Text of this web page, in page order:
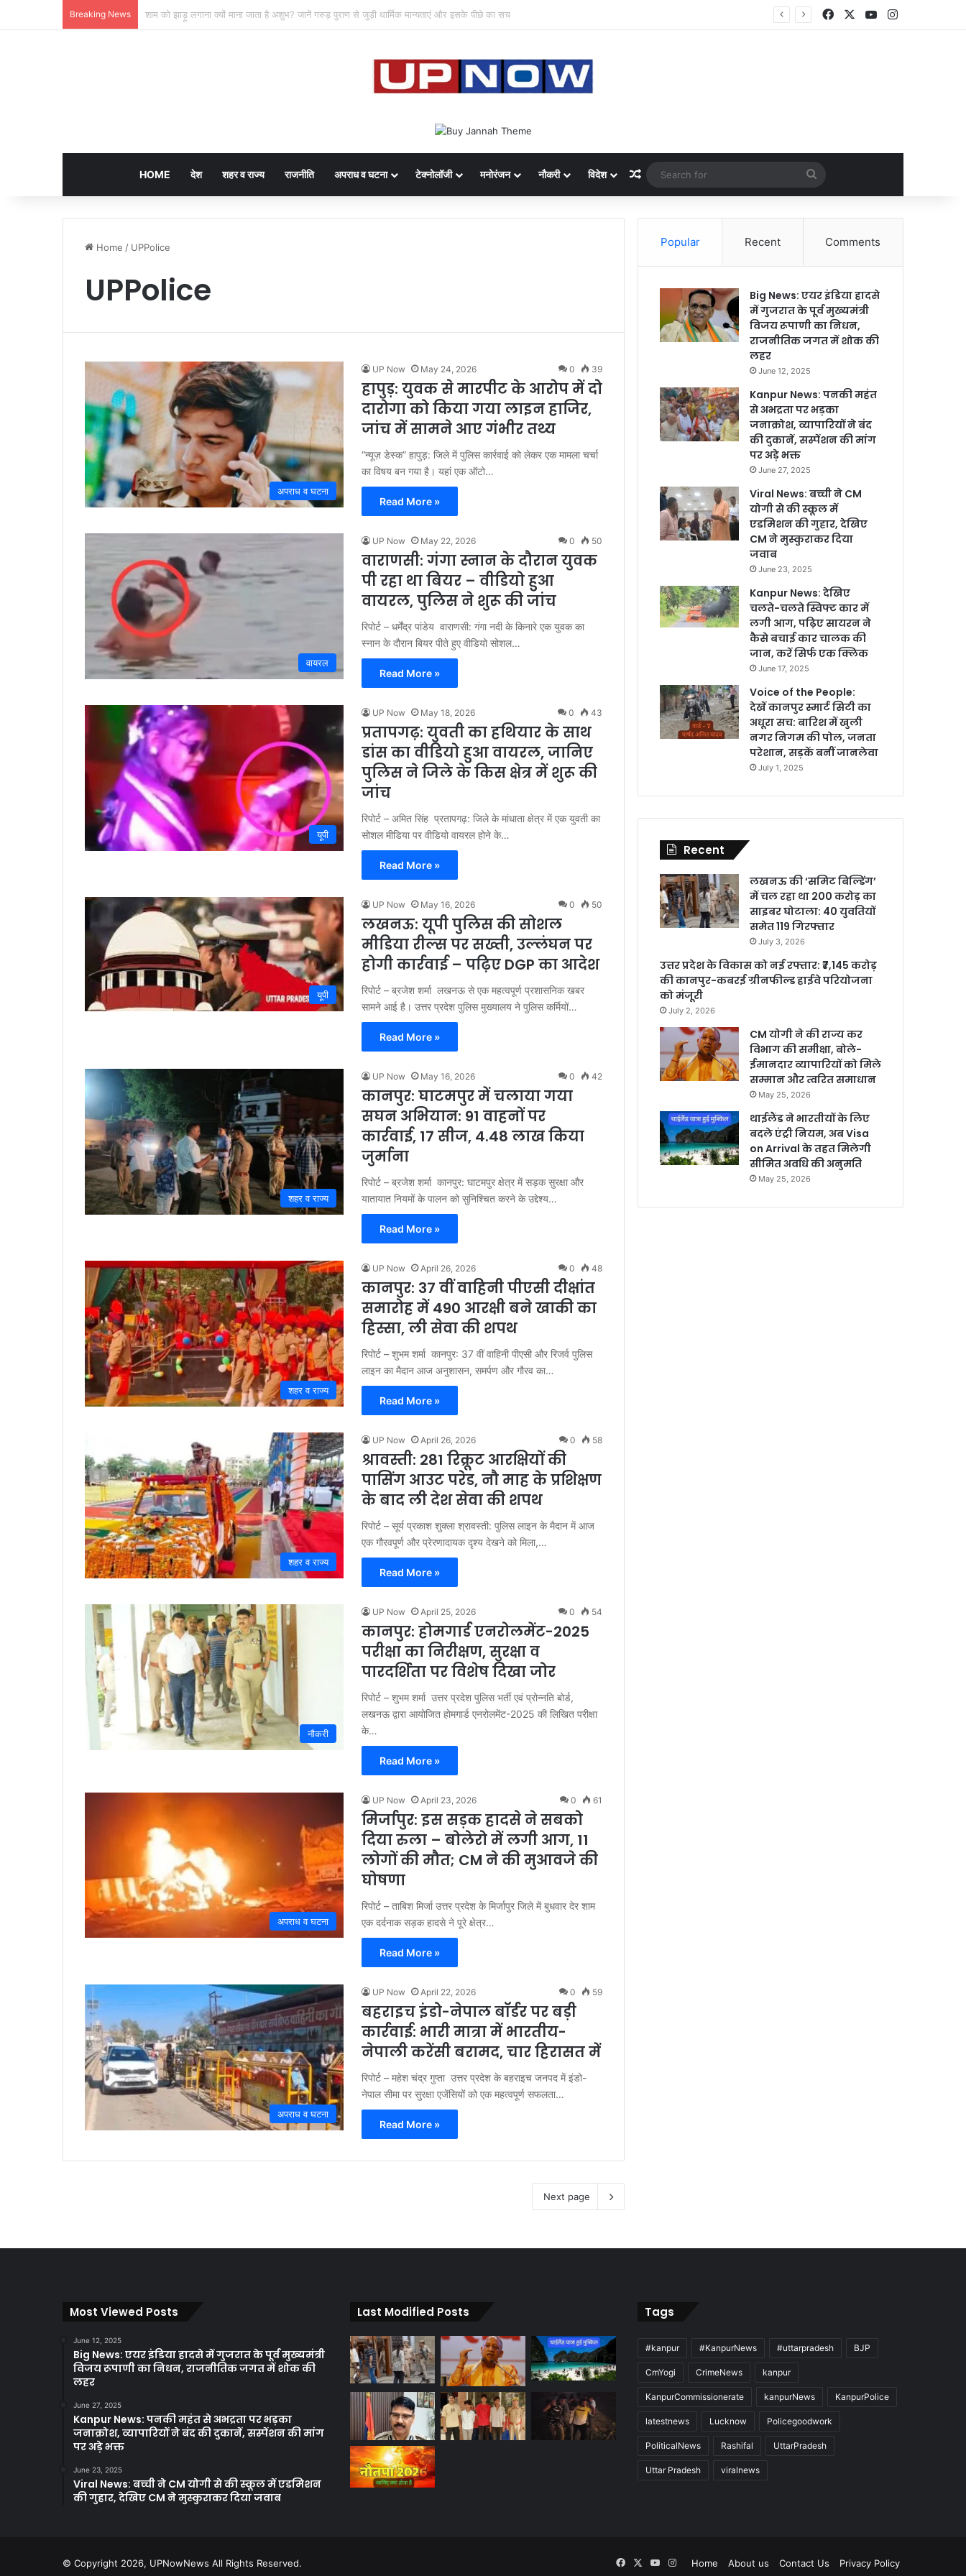
Breaking News लखनऊ की ‘समिट बिल्डिंग’ में चल रहा था 200 करोड़ का साइबर घोटाला: 40 युवतियों समेत 119 गिरफ्तार FacebookYouTubeInstagram
HOME देश शहर व राज्य राजनीति अपराध व घटना टेक्नोलॉजी मनोरंजन नौकरी विदेश Random Article
for
Home / UPPolice
UPPolice
अपराध व घटना
UP Now May 24, 2026 0 39
हापुड़: युवक से मारपीट के आरोप में दो
दारोगा को किया गया लाइन हाजिर,
जांच में सामने आए गंभीर तथ्य
“न्यूज़ डेस्क” हापुड़: जिले में पुलिस कार्रवाई को लेकर एक मामला चर्चा
का विषय बन गया है। यहां एक ऑटो…
Read More »
वायरल
UP Now May 22, 2026 0 50
वाराणसी: गंगा स्नान के दौरान युवक
पी रहा था बियर – वीडियो हुआ
वायरल, पुलिस ने शुरू की जांच
रिपोर्ट – धर्मेंद्र पांडेय वाराणसी: गंगा नदी के किनारे एक युवक का
स्नान के दौरान बियर पीते हुए वीडियो सोशल…
Read More »
यूपी
UP Now May 18, 2026 0 43
प्रतापगढ़: युवती का हथियार के साथ
डांस का वीडियो हुआ वायरल, जानिए
पुलिस ने जिले के किस क्षेत्र में शुरू की
जांच
रिपोर्ट – अमित सिंह प्रतापगढ़: जिले के मांधाता क्षेत्र में एक युवती का
सोशल मीडिया पर वीडियो वायरल होने के…
Read More »
यूपी
UP Now May 16, 2026 0 50
लखनऊ: यूपी पुलिस की सोशल
मीडिया रील्स पर सख्ती, उल्लंघन पर
होगी कार्रवाई – पढ़िए DGP का आदेश
रिपोर्ट – ब्रजेश शर्मा लखनऊ से एक महत्वपूर्ण प्रशासनिक खबर
सामने आई है। उत्तर प्रदेश पुलिस मुख्यालय ने पुलिस कर्मियों…
Read More »
शहर व राज्य
UP Now May 16, 2026 0 42
कानपुर: घाटमपुर में चलाया गया
सघन अभियान: 91 वाहनों पर
कार्रवाई, 17 सीज, 4.48 लाख किया
जुर्माना
रिपोर्ट – ब्रजेश शर्मा कानपुर: घाटमपुर क्षेत्र में सड़क सुरक्षा और
यातायात नियमों के पालन को सुनिश्चित करने के उद्देश्य…
Read More »
शहर व राज्य
UP Now April 26, 2026 0 48
कानपुर: 37 वीं वाहिनी पीएसी दीक्षांत
समारोह में 490 आरक्षी बने खाकी का
हिस्सा, ली सेवा की शपथ
रिपोर्ट – शुभम शर्मा कानपुर: 37 वीं वाहिनी पीएसी और रिजर्व पुलिस
लाइन का मैदान आज अनुशासन, समर्पण और गौरव का…
Read More »
शहर व राज्य
UP Now April 26, 2026 0 58
श्रावस्ती: 281 रिक्रूट आरक्षियों की
पासिंग आउट परेड, नौ माह के प्रशिक्षण
के बाद ली देश सेवा की शपथ
रिपोर्ट – सूर्य प्रकाश शुक्ला श्रावस्ती: पुलिस लाइन के मैदान में आज
एक गौरवपूर्ण और प्रेरणादायक दृश्य देखने को मिला,…
Read More »
नौकरी
UP Now April 25, 2026 0 54
कानपुर: होमगार्ड एनरोलमेंट-2025
परीक्षा का निरीक्षण, सुरक्षा व
पारदर्शिता पर विशेष दिखा जोर
रिपोर्ट – शुभम शर्मा उत्तर प्रदेश पुलिस भर्ती एवं प्रोन्नति बोर्ड,
लखनऊ द्वारा आयोजित होमगार्ड एनरोलमेंट-2025 की लिखित परीक्षा
के…
Read More »
अपराध व घटना
UP Now April 23, 2026 0 61
मिर्जापुर: इस सड़क हादसे ने सबको
दिया रुला – बोलेरो में लगी आग, 11
लोगों की मौत; CM ने की मुआवजे की
घोषणा
रिपोर्ट – ताबिश मिर्जा उत्तर प्रदेश के मिर्जापुर जिले में बुधवार देर शाम
एक दर्दनाक सड़क हादसे ने पूरे क्षेत्र…
Read More »
अपराध व घटना
UP Now April 22, 2026 0 59
बहराइच इंडो-नेपाल बॉर्डर पर बड़ी
कार्रवाई: भारी मात्रा में भारतीय-
नेपाली करेंसी बरामद, चार हिरासत में
रिपोर्ट – महेश चंद्र गुप्ता उत्तर प्रदेश के बहराइच जनपद में इंडो-
नेपाल सीमा पर सुरक्षा एजेंसियों को एक महत्वपूर्ण सफलता…
Read More »
Next page
Popular Recent Comments
Big News: एयर इंडिया हादसे
में गुजरात के पूर्व मुख्यमंत्री
विजय रूपाणी का निधन,
राजनीतिक जगत में शोक की
लहर
June 12, 2025
Kanpur News: पनकी महंत
से अभद्रता पर भड़का
जनाक्रोश, व्यापारियों ने बंद
की दुकानें, सस्पेंशन की मांग
पर अड़े भक्त
June 27, 2025
Viral News: बच्ची ने CM
योगी से की स्कूल में
एडमिशन की गुहार, देखिए
CM ने मुस्कुराकर दिया
जवाब
June 23, 2025
Kanpur News: देखिए
चलते-चलते स्विफ्ट कार में
लगी आग, पढ़िए सायरन ने
कैसे बचाई कार चालक की
जान, करें सिर्फ एक क्लिक
June 17, 2025
Voice of the People:
देखें कानपुर स्मार्ट सिटी का
अधूरा सच: बारिश में खुली
नगर निगम की पोल, जनता
परेशान, सड़कें बनीं जानलेवा
July 1, 2025
Recent
लखनऊ की ‘समिट बिल्डिंग’
में चल रहा था 200 करोड़ का
साइबर घोटाला: 40 युवतियों
समेत 119 गिरफ्तार
July 3, 2026
उत्तर प्रदेश के विकास को नई रफ्तार: ₹7,145 करोड़
की कानपुर-कबरई ग्रीनफील्ड हाईवे परियोजना
को मंजूरी
July 2, 2026
CM योगी ने की राज्य कर
विभाग की समीक्षा, बोले-
ईमानदार व्यापारियों को मिले
सम्मान और त्वरित समाधान
May 25, 2026
थाईलैंड ने भारतीयों के लिए
बदले एंट्री नियम, अब Visa
on Arrival के तहत मिलेगी
सीमित अवधि की अनुमति
May 25, 2026
Most Viewed Posts
June 12, 2025
Big News: एयर इंडिया हादसे में गुजरात के पूर्व मुख्यमंत्री
विजय रूपाणी का निधन, राजनीतिक जगत में शोक की
लहर
June 27, 2025
Kanpur News: पनकी महंत से अभद्रता पर भड़का
जनाक्रोश, व्यापारियों ने बंद की दुकानें, सस्पेंशन की मांग
पर अड़े भक्त
June 23, 2025
Viral News: बच्ची ने CM योगी से की स्कूल में एडमिशन
की गुहार, देखिए CM ने मुस्कुराकर दिया जवाब
Last Modified Posts Tags
#kanpur #KanpurNews #uttarpradesh BJP
CmYogi CrimeNews kanpur
KanpurCommissionerate kanpurNews KanpurPolice
latestnews Lucknow Policegoodwork
PoliticalNews Rashifal UttarPradesh
Uttar Pradesh viralnews
© Copyright 2026, UPNowNews All Rights Reserved. Home About us Contact Us Privacy Policy
Facebook
X YouTube
Instagram